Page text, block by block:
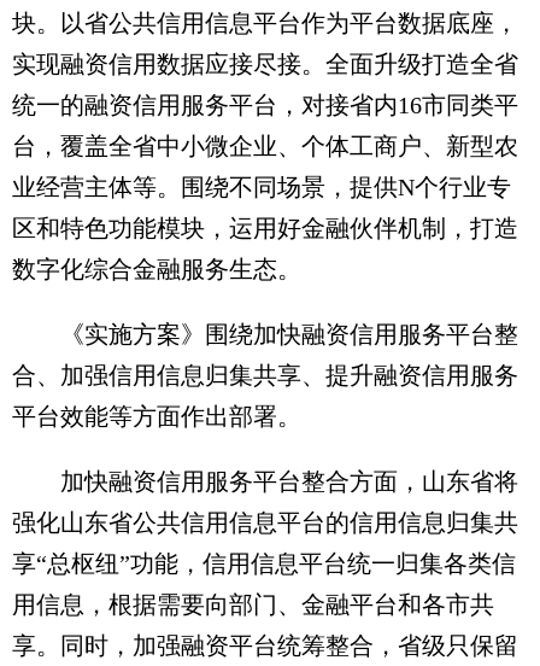
块。以省公共信用信息平台作为平台数据底座，
实现融资信用数据应接尽接。全面升级打造全省
统一的融资信用服务平台，对接省内16市同类平
台，覆盖全省中小微企业、个体工商户、新型农
业经营主体等。围绕不同场景，提供N个行业专
区和特色功能模块，运用好金融伙伴机制，打造
数字化综合金融服务生态。
《实施方案》围绕加快融资信用服务平台整
合、加强信用信息归集共享、提升融资信用服务
平台效能等方面作出部署。
加快融资信用服务平台整合方面，山东省将
强化山东省公共信用信息平台的信用信息归集共
享“总枢纽”功能，信用信息平台统一归集各类信
用信息，根据需要向部门、金融平台和各市共
享。同时，加强融资平台统筹整合，省级只保留